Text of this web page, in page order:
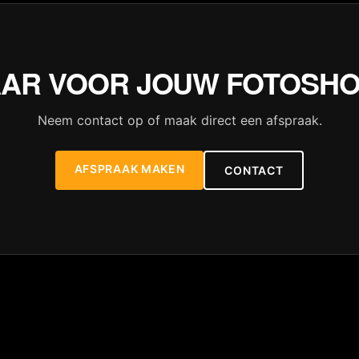
VOOR JOUW
Neem contact op of maak direct een afspraak.
AFSPRAAK MAKEN CONTACT